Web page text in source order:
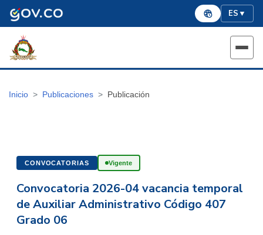
ES▼
Inicio Publicaciones Publicación
CONVOCATORIAS Vigente
Convocatoria 2026-04 vacancia temporal
de Auxiliar Administrativo Código 407
Grado 06